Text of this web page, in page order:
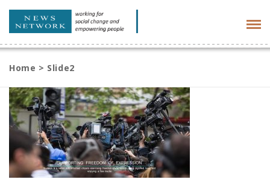
Home > Slide2